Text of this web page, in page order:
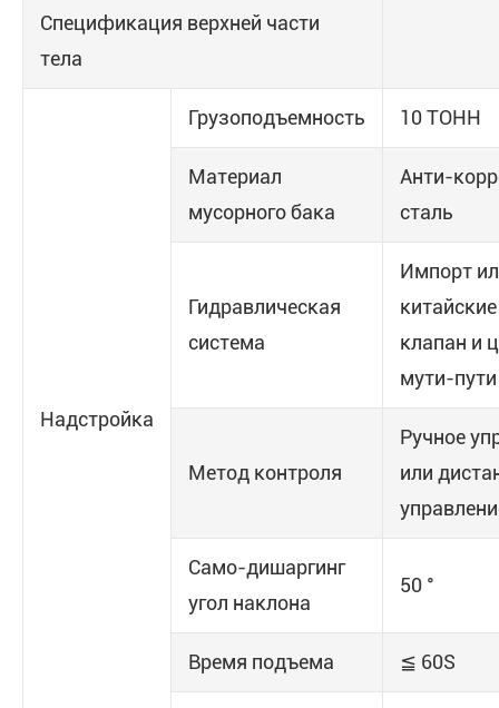
Спецификация верхней части
тела
Надстройка
Грузоподъемность 10 ТОНН
Материал
мусорного бака
Анти-
сталь
Гидравлическая
система
Импорт
клапан и
мути-
Метод контроля
Ручное
или
Само-дишаргинг
угол наклона
50 °
Время подъема ≦ 60S